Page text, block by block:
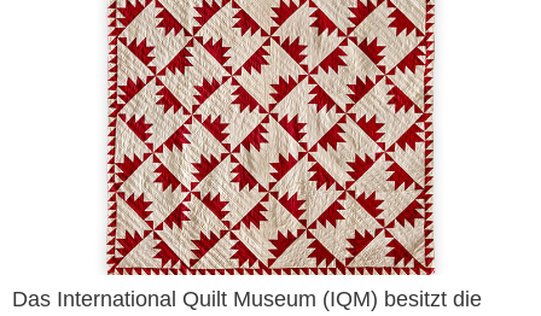
Das International Quilt Museum (IQM) besitzt die